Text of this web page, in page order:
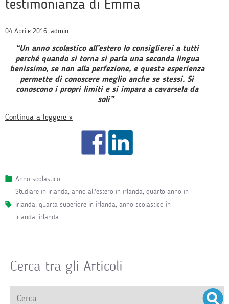
testimonianza di Emma
04 Aprile 2016, admin
“Un anno scolastico all’estero lo consiglierei a tutti
perché quando si torna si parla una seconda lingua
benissimo, se non alla perfezione, e questa esperienza
permette di conoscere meglio anche se stessi. Si
conoscono i propri limiti e si impara a cavarsela da
soli”
Continua a leggere »
Anno scolastico
studiare in irlanda, anno all'estero in irlanda, quarto anno in
irlanda, quarta superiore in irlanda, anno scolastico in
Irlanda, irlanda.
Cerca tra gli Articoli